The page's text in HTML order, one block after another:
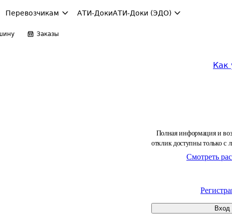
Перевозчикам АТИ-ДокиАТИ-Доки (ЭДО)
Заказы
Как
Полная информация и
отклик доступны только с
Смотреть
Вход